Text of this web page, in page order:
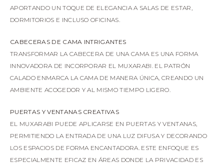
APORTANDO UN TOQUE DE ELEGANCIA A SALAS DE ESTAR,
DORMITORIOS E INCLUSO OFICINAS.
CABECERAS DE CAMA INTRIGANTES
TRANSFORMAR LA CABECERA DE UNA CAMA ES UNA FORMA
INNOVADORA DE INCORPORAR EL MUXARABI. EL PATRÓN
CALADO ENMARCA LA CAMA DE MANERA ÚNICA, CREANDO UN
AMBIENTE ACOGEDOR Y AL MISMO TIEMPO LIGERO.
PUERTAS Y VENTANAS CREATIVAS
EL MUXARABI PUEDE APLICARSE EN PUERTAS Y VENTANAS,
PERMITIENDO LA ENTRADA DE UNA LUZ DIFUSA Y DECORANDO
LOS ESPACIOS DE FORMA ENCANTADORA. ESTE ENFOQUE ES
ESPECIALMENTE EFICAZ EN ÁREAS DONDE LA PRIVACIDAD ES